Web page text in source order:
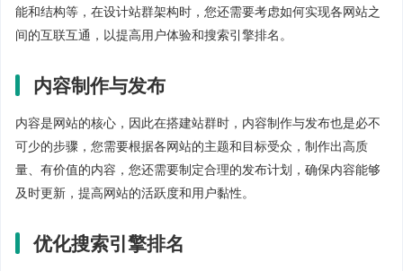
能和结构等，在设计站群架构时，您还需要考虑如何实现各网站之
间的互联互通，以提高用户体验和搜索引擎排名。
内容制作与发布
内容是网站的核心，因此在搭建站群时，内容制作与发布也是必不
可少的步骤，您需要根据各网站的主题和目标受众，制作出高质
量、有价值的内容，您还需要制定合理的发布计划，确保内容能够
及时更新，提高网站的活跃度和用户黏性。
优化搜索引擎排名